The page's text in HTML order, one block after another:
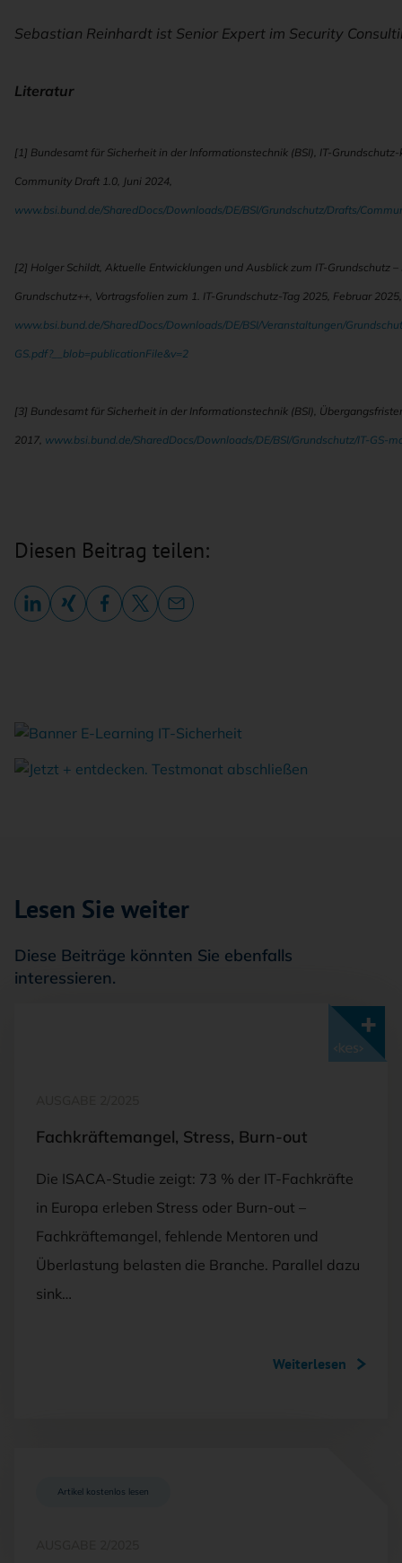
Sebastian Reinhardt ist Senior Expert im Security
Literatur
[1] Bundesamt für Sicherheit in der Informationstechnik (BSI), IT-
Community Draft 1.0, Juni 2024,
www.bsi.bund.de/SharedDocs/Downloads/DE/BSI/Grundschutz/Drafts/
[2] Holger Schildt, Aktuelle Entwicklungen und Ausblick zum IT-Grundschutz
Grundschutz++, Vortragsfolien zum 1. IT-Grundschutz-Tag 2025, Februar 2025,
www.bsi.bund.de/SharedDocs/Downloads/DE/BSI/Veranstaltungen/
GS.pdf?__blob=publicationFile&v=2
[3] Bundesamt für Sicherheit in der Informationstechnik (BSI),
2017, www.bsi.bund.de/SharedDocs/Downloads/DE/BSI/Grundschutz/IT-GS-
Diesen Beitrag teilen:
Lesen Sie weiter
Diese Beiträge könnten Sie ebenfalls
interessieren.
Fachkräftemangel, Stress, Burn-out
Die ISACA-Studie zeigt: 73 % der IT-Fachkräfte
in Europa erleben Stress oder Burn-out –
Fachkräftemangel, fehlende Mentoren und
Überlastung belasten die Branche. Parallel dazu
sink…
Weiterlesen
Artikel kostenlos lesen